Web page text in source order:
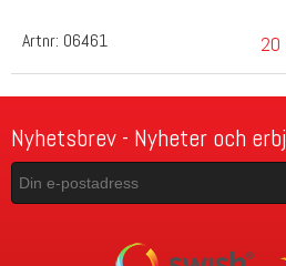
Artnr: 06461 20
Nyhetsbrev - Nyheter och